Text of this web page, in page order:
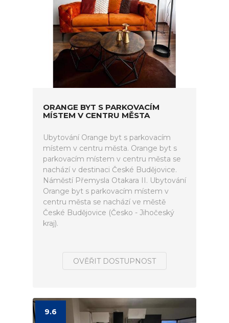
ORANGE BYT S PARKOVACÍM
MÍSTEM V CENTRU MĚSTA
Ubytování Orange byt s parkovacím
místem v centru města. Orange byt s
parkovacím místem v centru města se
nachází v destinaci České Budějovice.
Náměstí Přemysla Otakara II. Ubytování
Orange byt s parkovacím místem v
centru města se nachází ve městě
České Budějovice (Česko - Jihočeský
kraj).
OVĚŘIT DOSTUPNOST
9.6